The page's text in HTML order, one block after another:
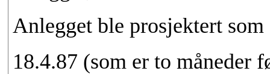
Anlegget ble prosjektert
18.4.87 (som er to måneder